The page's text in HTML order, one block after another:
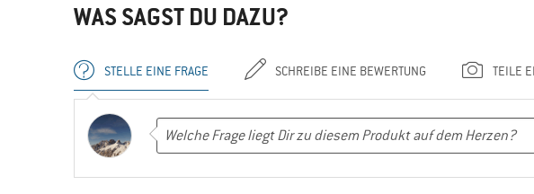
WAS SAGST DU DAZU?
STELLE EINE FRAGE SCHREIBE EINE BEWERTUNG TEILE